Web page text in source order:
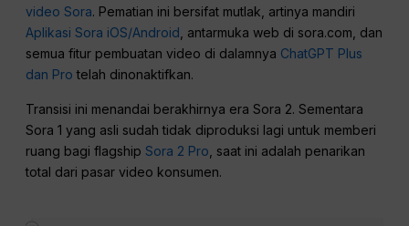
video Sora. Pematian ini bersifat mutlak, artinya mandiri
Aplikasi Sora iOS/Android, antarmuka web di sora.com, dan
semua fitur pembuatan video di dalamnya ChatGPT Plus
dan Pro telah dinonaktifkan.
Transisi ini menandai berakhirnya era Sora 2. Sementara
Sora 1 yang asli sudah tidak diproduksi lagi untuk memberi
ruang bagi flagshipSora 2 Pro , saat ini adalah penarikan
total dari pasar video konsumen.